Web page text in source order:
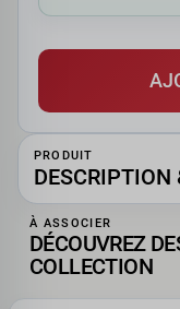
PRODUIT
DESCRIPTION
À ASSOCIER
DÉCOUVREZ
COLLECTION